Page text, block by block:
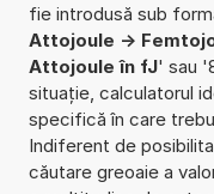
fie introdusă sub
Attojoule ->
Attojoule în fJ' sau
situație, calculatorul
specifică în care
Indiferent de
căutare greoaie a